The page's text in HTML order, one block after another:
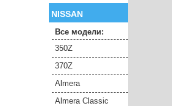
NISSAN
Все модели:
350Z
370Z
Almera
Almera Classic